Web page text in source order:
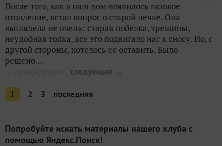
После того, как в наш дом появилось газовое
отопление, встал вопрос о старой печке. Она
выглядела не очень: старая побелка, трещины,
неудобная топка, все это подвигало нас к сносу. Но, с
другой стороны, хотелось ее оставить. Было
решено...
следующая →
1 2 3 последняя
Попробуйте искать материалы нашего клуба с
помощью Яндекс.Поиск!